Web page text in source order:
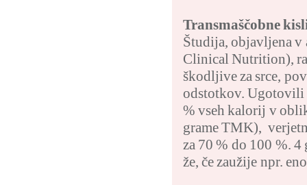
Transmaščobne
Študija, objavljena
Clinical Nutrition),
škodljive za srce,
odstotkov. Ugotovili
% vseh kalorij v
grame TMK),
za 70 % do 100 %.
že, če zaužije npr.